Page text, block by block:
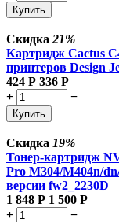
Купить
Скидка 21%
Картридж Cactus
принтеров Design
424 Р 336 Р
+
−
Купить
Скидка 19%
Тонер-картридж
Pro M304/M404n/
версии fw2_2230D
1 848 Р 1 500 Р
+
−